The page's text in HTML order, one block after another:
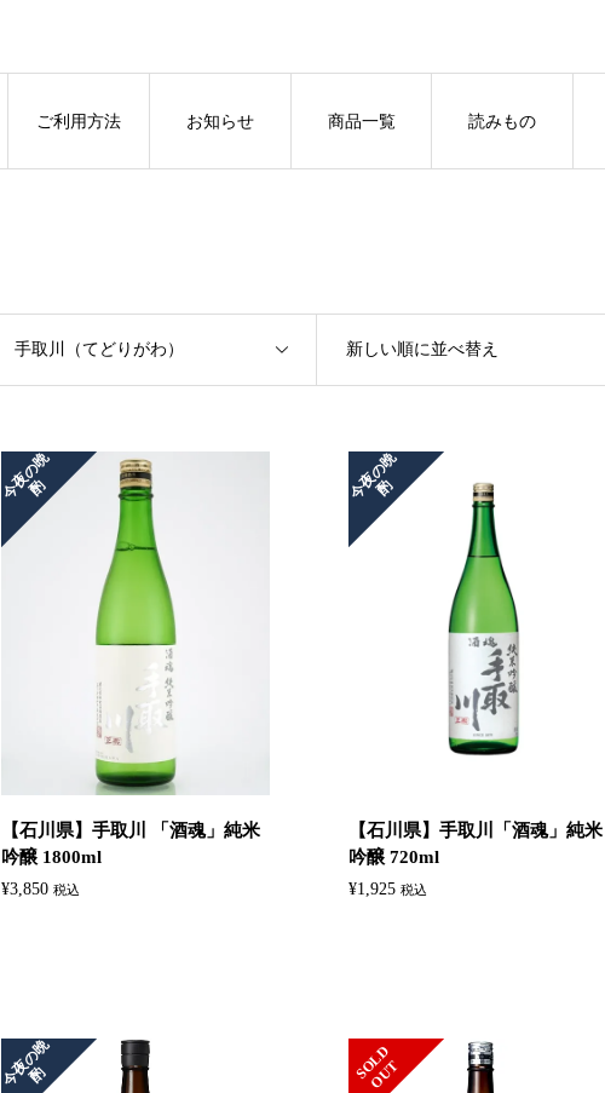
ご利用方法 お知らせ 商品一覧 読みもの
手取川（てどりがわ） 新しい順に並べ替え
今
夜
の
晩
酌
【石川県】手取川 「酒魂」純米
吟醸 1800ml
¥3,850 税込
今
夜
の
晩
酌
【石川県】手取川「酒魂」純米
吟醸 720ml
¥1,925 税込
今
夜
の
晩
酌 S
O
L
D
O
U
T